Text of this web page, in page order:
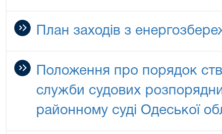
План заходів з
Положення про порядок
служби судових
районному суді Одеської